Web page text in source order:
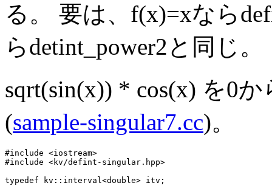
る。 要は、f(x)=xなら
らdetint_power2と同じ。
sqrt(sin(x)) * cos(x) を0
(sample-singular7.cc)。
#include <iostream>
#include <kv/defint-singular.hpp>
typedef kv::interval<double> itv;